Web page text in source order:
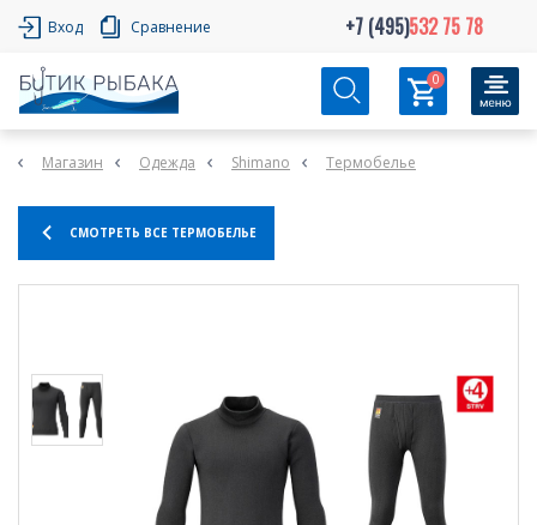
Вход Сравнение +7 (495)532 75 78
0
Магазин Одежда Shimano Термобелье
СМОТРЕТЬ ВСЕ ТЕРМОБЕЛЬЕ